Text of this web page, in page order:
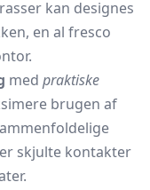
kan designes
en al fresco
med praktiske
brugen af
skjulte kontakter